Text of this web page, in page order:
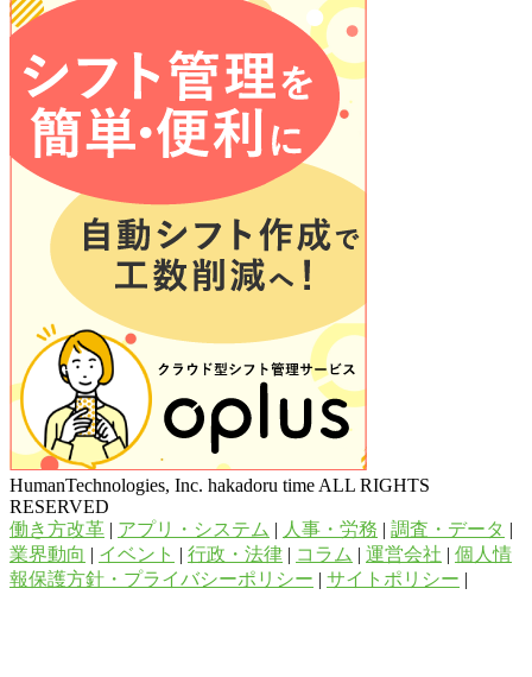
HumanTechnologies, Inc. hakadoru time ALL RIGHTS
RESERVED
働き方改革 | アプリ・システム | 人事・労務 | 調査・データ |
業界動向 | イベント | 行政・法律 | コラム | 運営会社 | 個人情
報保護方針・プライバシーポリシー | サイトポリシー |